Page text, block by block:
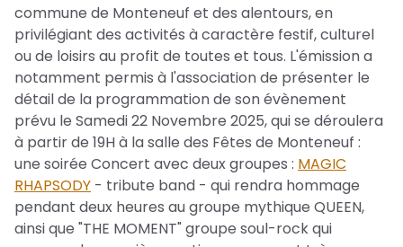
commune de Monteneuf et des alentours, en
privilégiant des activités à caractère festif, culturel
ou de loisirs au profit de toutes et tous. L'émission a
notamment permis à l'association de présenter le
détail de la programmation de son évènement
prévu le Samedi 22 Novembre 2025, qui se déroulera
à partir de 19H à la salle des Fêtes de Monteneuf :
une soirée Concert avec deux groupes : MAGIC
RHAPSODY - tribute band - qui rendra hommage
pendant deux heures au groupe mythique QUEEN,
ainsi que "THE MOMENT" groupe soul-rock qui